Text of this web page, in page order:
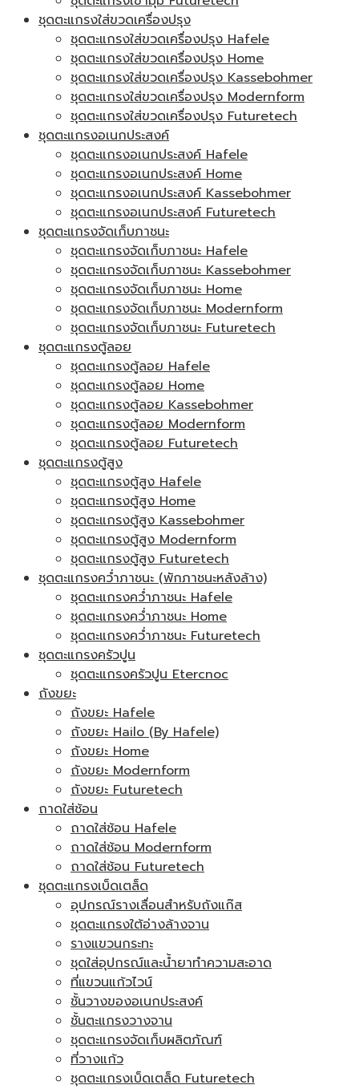
ชุดตะแกรงใส่ขวดเครื่องปรุง
ชุดตะแกรงใส่ขวดเครื่องปรุง Hafele
ชุดตะแกรงใส่ขวดเครื่องปรุง Home
ชุดตะแกรงใส่ขวดเครื่องปรุง Kassebohmer
ชุดตะแกรงใส่ขวดเครื่องปรุง Modernform
ชุดตะแกรงใส่ขวดเครื่องปรุง Futuretech
ชุดตะแกรงอเนกประสงค์
ชุดตะแกรงอเนกประสงค์ Hafele
ชุดตะแกรงอเนกประสงค์ Home
ชุดตะแกรงอเนกประสงค์ Kassebohmer
ชุดตะแกรงอเนกประสงค์ Futuretech
ชุดตะแกรงจัดเก็บภาชนะ
ชุดตะแกรงจัดเก็บภาชนะ Hafele
ชุดตะแกรงจัดเก็บภาชนะ Kassebohmer
ชุดตะแกรงจัดเก็บภาชนะ Home
ชุดตะแกรงจัดเก็บภาชนะ Modernform
ชุดตะแกรงจัดเก็บภาชนะ Futuretech
ชุดตะแกรงตู้ลอย
ชุดตะแกรงตู้ลอย Hafele
ชุดตะแกรงตู้ลอย Home
ชุดตะแกรงตู้ลอย Kassebohmer
ชุดตะแกรงตู้ลอย Modernform
ชุดตะแกรงตู้ลอย Futuretech
ชุดตะแกรงตู้สูง
ชุดตะแกรงตู้สูง Hafele
ชุดตะแกรงตู้สูง Home
ชุดตะแกรงตู้สูง Kassebohmer
ชุดตะแกรงตู้สูง Modernform
ชุดตะแกรงตู้สูง Futuretech
ชุดตะแกรงคว่ำภาชนะ (พักภาชนะหลังล้าง)
ชุดตะแกรงคว่ำภาชนะ Hafele
ชุดตะแกรงคว่ำภาชนะ Home
ชุดตะแกรงคว่ำภาชนะ Futuretech
ชุดตะแกรงครัวปูน
ชุดตะแกรงครัวปูน Etercnoc
ถังขยะ
ถังขยะ Hafele
ถังขยะ Hailo (By Hafele)
ถังขยะ Home
ถังขยะ Modernform
ถังขยะ Futuretech
ถาดใส่ช้อน
ถาดใส่ช้อน Hafele
ถาดใส่ช้อน Modernform
ถาดใส่ช้อน Futuretech
ชุดตะแกรงเบ็ดเตล็ด
อุปกรณ์รางเลื่อนสำหรับถังแก๊ส
ชุดตะแกรงใต้อ่างล้างจาน
รางแขวนกระทะ
ชุดใส่อุปกรณ์และน้ำยาทำความสะอาด
ที่แขวนแก้วไวน์
ชั้นวางของอเนกประสงค์
ชั้นตะแกรงวางจาน
ชุดตะแกรงจัดเก็บผลิตภัณฑ์
ที่วางแก้ว
ชุดตะแกรงเบ็ดเตล็ด Futuretech